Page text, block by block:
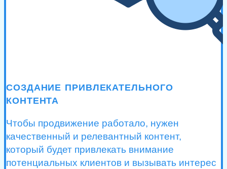
СОЗДАНИЕ ПРИВЛЕКАТЕЛЬНОГО
КОНТЕНТА
Чтобы продвижение работало, нужен
качественный и релевантный контент,
который будет привлекать внимание
потенциальных клиентов и вызывать интерес